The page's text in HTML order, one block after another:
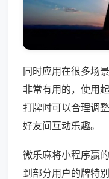
同时应用在很多场
非常有用的，使用
打牌时可以合理调
好友间互动乐趣。
微乐麻将小程序赢
到部分用户的牌特